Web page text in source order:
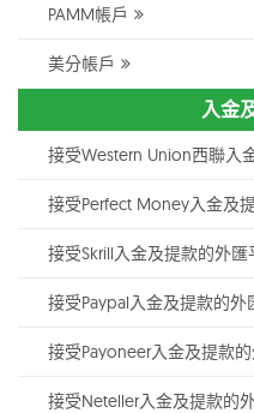
PAMM帳戶
美分帳戶
入金
接受Western Union西聯入
接受Perfect Money入金及
接受Skrill入金及提款的外匯
接受Paypal入金及提款的外
接受Payoneer入金及提款
接受Neteller入金及提款的